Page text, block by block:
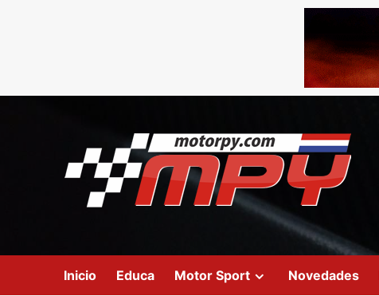
Inicio Educa Motor Sport Novedades